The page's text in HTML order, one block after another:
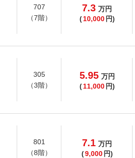
707
（7階）
7.3 万円
( 10,000 円)
305
（3階）
5.95 万円
( 11,000 円)
801
（8階）
7.1 万円
(9,000 円)